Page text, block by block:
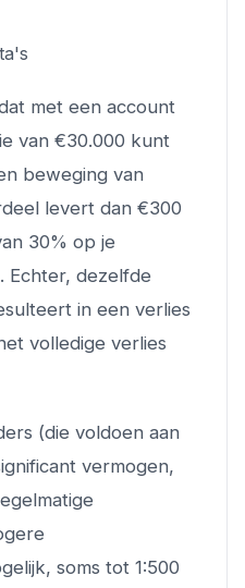
met een account
van €30.000 kunt
beweging van
levert dan €300
30% op je
Echter, dezelfde
in een verlies
volledige verlies
(die voldoen aan
vermogen,
soms tot 1:500